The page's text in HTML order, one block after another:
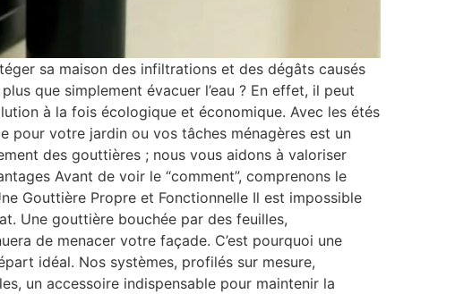
sa maison des infiltrations et des dégâts causés
que simplement évacuer l’eau ? En effet, il peut
à la fois écologique et économique. Avec les étés
pour votre jardin ou vos tâches ménagères est un
des gouttières ; nous vous aidons à valoriser
Avant de voir le “comment”, comprenons le
Gouttière Propre et Fonctionnelle Il est impossible
Une gouttière bouchée par des feuilles,
de menacer votre façade. C’est pourquoi une
idéal. Nos systèmes, profilés sur mesure,
un accessoire indispensable pour maintenir la